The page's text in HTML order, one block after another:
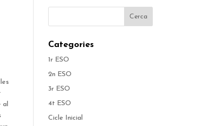
al
Categories
1r ESO
2n ESO
3r ESO
4t ESO
Cicle Inicial